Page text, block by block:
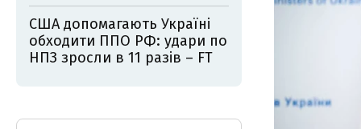
США допомагають Україні
обходити ППО РФ: удари по
НПЗ зросли в 11 разів – FT